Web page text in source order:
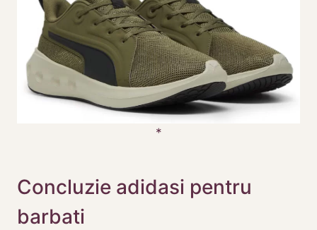
Concluzie adidasi pentru
barbati